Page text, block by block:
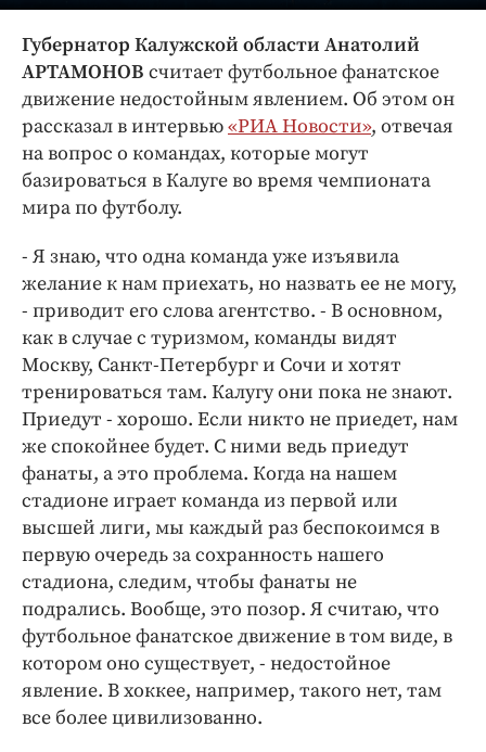
ПРОЕКТЫ
Блоги
Издания
Медиаперсона
Интересное чтиво
Клиника года
Бренд года
Работодатель года
Губернатор Калужской области Анатолий
АРТАМОНОВ считает футбольное фанатское
движение недостойным явлением. Об этом он
рассказал в интервью«РИА Новости», отвечая
на вопрос о командах, которые могут
базироваться в Калуге во время чемпионата
мира по футболу.
- Я знаю, что одна команда уже изъявила
желание к нам приехать, но назвать ее не могу,
- приводит его слова агентство. - В основном,
как в случае с туризмом, команды видят
Москву, Санкт-Петербург и Сочи и хотят
тренироваться там. Калугу они пока не знают.
Приедут - хорошо. Если никто не приедет, нам
же спокойнее будет. С ними ведь приедут
фанаты, а это проблема. Когда на нашем
стадионе играет команда из первой или
высшей лиги, мы каждый раз беспокоимся в
первую очередь за сохранность нашего
стадиона, следим, чтобы фанаты не
подрались. Вообще, это позор. Я считаю, что
футбольное фанатское движение в том виде, в
котором оно существует, - недостойное
явление. В хоккее, например, такого нет, там
все более цивилизованно.